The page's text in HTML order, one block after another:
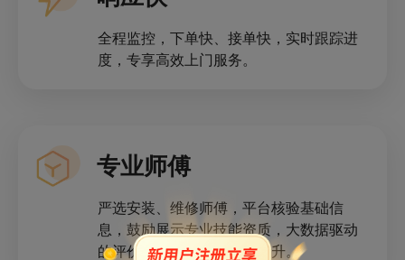
全程监控，下单快、接单快，实时跟踪进
度，专享高效上门服务。
专业师傅
严选安装、维修师傅，平台核验基础信
息，鼓励展示专业技能资质，大数据驱动
的评价体系促进服务质量提升。